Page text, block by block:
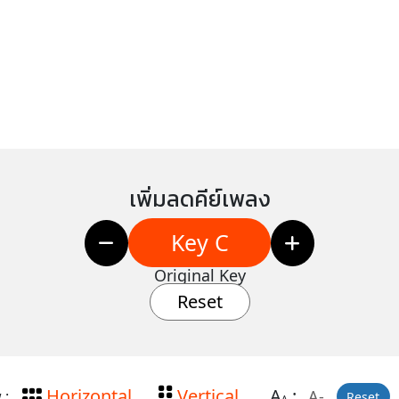
เพิ่มลดคีย์เพลง
Key C
Original Key
Reset